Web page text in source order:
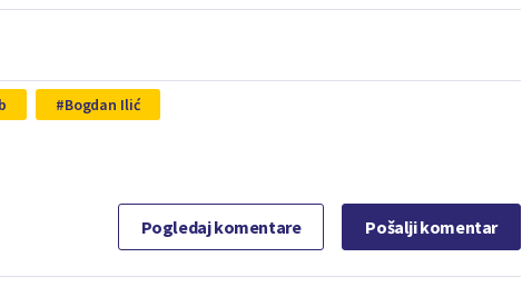
Bogdan Ilić
Pogledaj komentare Pošalji komentar